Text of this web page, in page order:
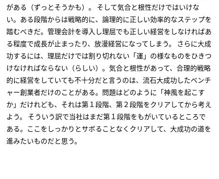
がある（ずっとそうかも）。 そして気合と根性だけではいけな
い。ある段階からは戦略的に、論理的に正しい効率的なステップを
踏むべきだ。管理会計を導入し理屈でも正しい経営をしなければあ
る程度で成長が止まったり、放漫経営になってしまう。 さらに大成
功するには、理屈だけでは割り切れない「運」の様なものをひきつ
けなければならない（らしい）。気合と根性があって、合理的戦略
的に経営をしていても不十分だと言うのは、流石大成功したベンチ
ャー創業者だけのことがある。問題はどのように「神風を起こす
か」だけれども、それは第１段階、第２段階をクリアしてから考え
よう。 そういう訳で当社はまだ第１段階をもがいているところで
ある。ここをしっかりとサボることなくクリアして、大成功の道を
進みたいものだと思う。